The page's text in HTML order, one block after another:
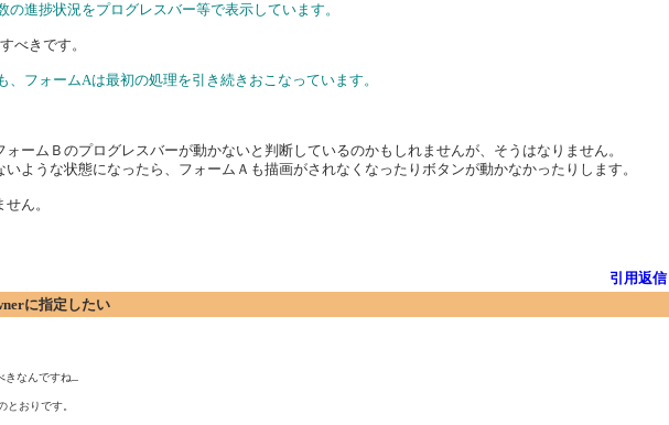
進捗状況をプログレスバー等で表示しています。
べきです。
フォームAは最初の処理を引き続きおこなっています。
ームＢのプログレスバーが動かないと判断しているのかもしれませんが、そうはなりません。
ような状態になったら、フォームＡも描画がされなくなったりボタンが動かなかったりします。
ん。
引用返信
に指定したい
なんですね…
おりです。